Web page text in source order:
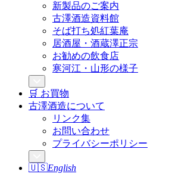
新製品のご案内
古澤酒造資料館
そば打ち処紅葉庵
居酒屋・酒蔵澤正宗
お勧めの飲食店
寒河江・山形の様子
🛒 お買物
古澤酒造について
リンク集
お問い合わせ
プライバシーポリシー
🇺🇸English